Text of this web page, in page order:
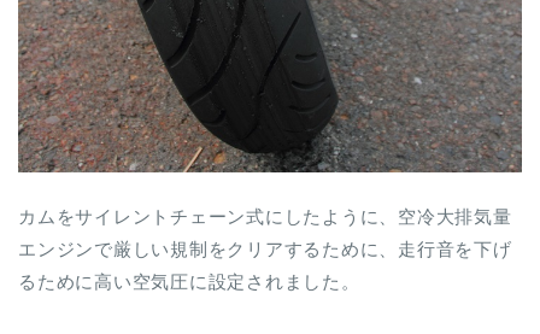
カムをサイレントチェーン式にしたように、空冷大排気量
エンジンで厳しい規制をクリアするために、走行音を下げ
るために高い空気圧に設定されました。